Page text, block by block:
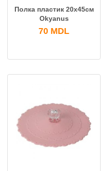
Полка пластик 20x45см
Okyanus
70 MDL